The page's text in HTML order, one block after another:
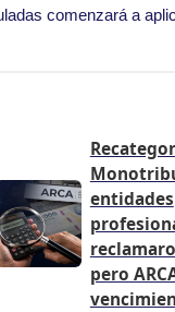
comenzará a
entidades
pero